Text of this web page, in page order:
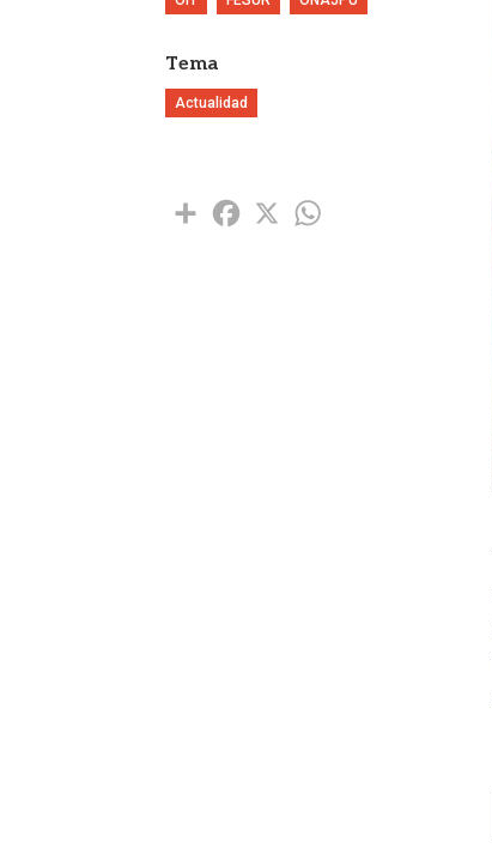
Tema
Actualidad
Share Facebook
X